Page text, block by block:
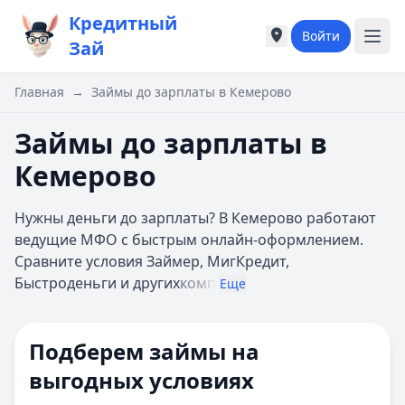
Кредитный
Зай
Города России
Москва
Казань
Б
Барнаул
Белгород
Города России
Москва
Казань
Б
Барнаул
Белгород
Войти
Главная → Займы до зарплаты в Кемерово
Займы до зарплаты в
Кемерово
Нужны деньги до зарплаты? В Кемерово работают
ведущие МФО с быстрым онлайн-оформлением.
Сравните условия Займер, МигКредит,
Быстроденьги и другихкомп Еще
Подберем займы на
выгодных условиях